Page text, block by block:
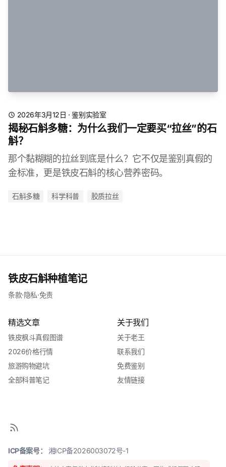
2026年3月12日 ·鉴别实验室
揭秘石斛多糖：为什么我们一定要买“拉丝”的石
斛？
那个黏糊糊的拉丝到底是什么？它不仅是鉴别真假的
金标准，更是铁皮石斛的核心营养密码。
石斛多糖 科学科普 胶质拉丝
铁皮石斛种植笔记
条款·隐私·免责
精选文章
铁皮枫斗真假图谱
2026价格行情
旅游购物避坑
全部科普笔记
关于我们
关于老王
联系我们
免费鉴别
友情链接
ICP备案号： 湘ICP备2026003072号-1